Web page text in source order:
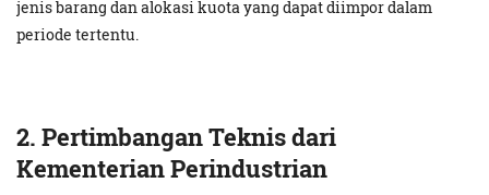
jenis barang dan alokasi kuota yang dapat diimpor dalam
periode tertentu.
2. Pertimbangan Teknis dari
Kementerian Perindustrian